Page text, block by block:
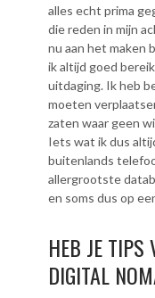
alles echt prima
die reden in mijn
nu aan het maken
ik altijd goed
uitdaging. Ik heb
moeten
zaten waar geen
Iets wat ik dus
buitenlands
allergrootste
en soms dus op
HEB JE TIPS
DIGITAL